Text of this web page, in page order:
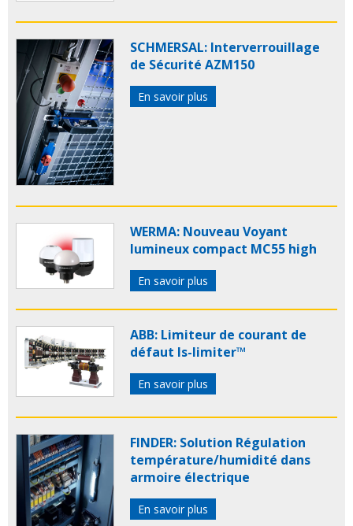
SCHMERSAL: Interverrouillage
de Sécurité AZM150
En savoir plus
WERMA: Nouveau Voyant
lumineux compact MC55 high
En savoir plus
ABB: Limiteur de courant de
défaut Is-limiter™
En savoir plus
FINDER: Solution Régulation
température/humidité dans
armoire électrique
En savoir plus